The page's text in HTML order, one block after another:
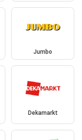
Jumbo
Dekamarkt